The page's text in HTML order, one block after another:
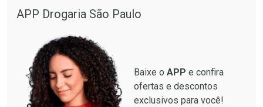
APP Drogaria São Paulo
Baixe o APP e confira
ofertas e descontos
exclusivos para você!